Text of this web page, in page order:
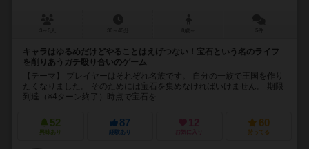
キャラはゆるめだけどやることはえげつない！宝石という名のライフ
を削りあうガチ殴り合いのゲーム
【テーマ】 プレイヤーはそれぞれ名族です。 自分の一族で王国を作り
たくなりました。 そのためには宝石を集めなければいけません。 期限
到達（※4ターン終了）時点で宝石を...
52
興味あり
87
経験あり
12
お気に入り
60
持ってる